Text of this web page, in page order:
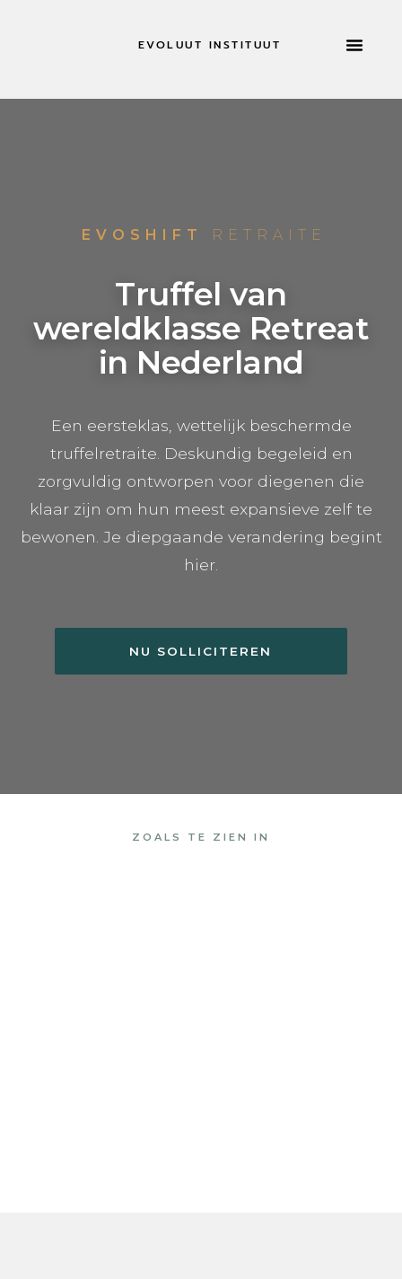
EVOLUUT INSTITUUT
EVOSHIFT RETRAITE
Truffel van
wereldklasse Retreat
in Nederland
Een eersteklas, wettelijk beschermde
truffelretraite. Deskundig begeleid en
zorgvuldig ontworpen voor diegenen die
klaar zijn om hun meest expansieve zelf te
bewonen. Je diepgaande verandering begint
hier.
NU SOLLICITEREN
ZOALS TE ZIEN IN